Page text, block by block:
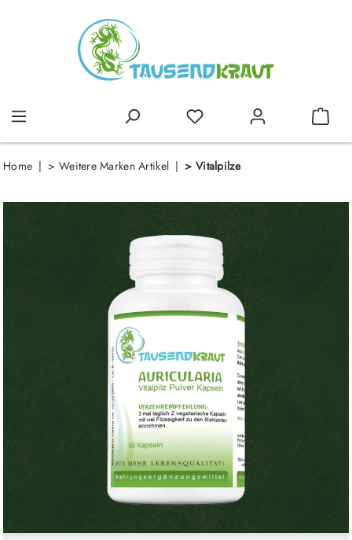
Home > Weitere Marken Artikel > Vitalpilze
Bildergalerie überspringen